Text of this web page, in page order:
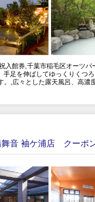
館券,千葉市稲毛区オーツ
足を伸ばしてゆっくりくつ
,広々とした露天風呂、高濃
音 袖ケ浦店 クーポ